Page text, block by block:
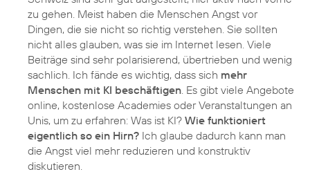
zu gehen. Meist haben die Menschen Angst vor
Dingen, die sie nicht so richtig verstehen. Sie sollten
nicht alles glauben, was sie im Internet lesen. Viele
Beiträge sind sehr polarisierend, übertrieben und wenig
sachlich. Ich fände es wichtig, dass sich mehr
Menschen mit KI beschäftigen. Es gibt viele Angebote
online, kostenlose Academies oder Veranstaltungen an
Unis, um zu erfahren: Was ist KI? Wie funktioniert
eigentlich so ein Hirn? Ich glaube dadurch kann man
die Angst viel mehr reduzieren und konstruktiv
diskutieren.